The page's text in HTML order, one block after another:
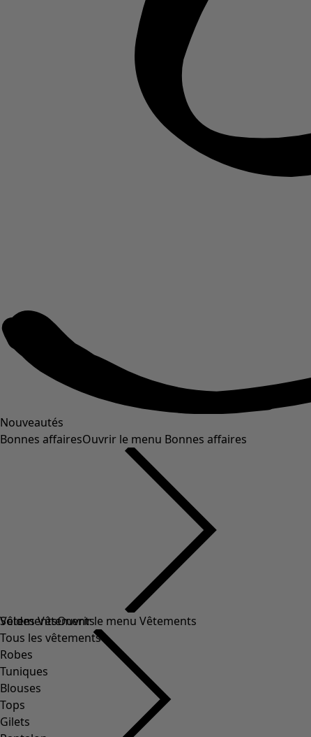
Nouveautés
Bonnes affairesOuvrir le menu Bonnes affaires
Soldes Vêtements
Tous les vêtements
Robes
Tuniques
Blouses
Tops
Gilets
VêtementsOuvrir le menu Vêtements